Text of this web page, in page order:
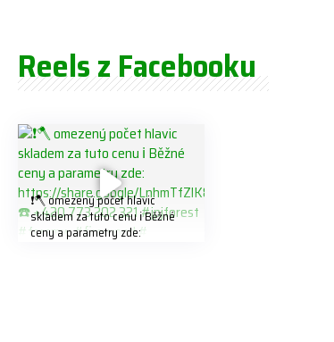
Reels z Facebooku
❗️🪓 omezený počet hlavic
skladem za tuto cenu ℹ️ Běžné
ceny a parametry zde: